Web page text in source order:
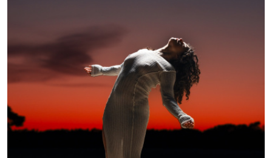
Dans! van Manen
Verder lezen→